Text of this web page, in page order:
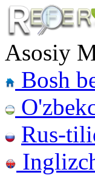
Asosiy
Bosh
Rus-